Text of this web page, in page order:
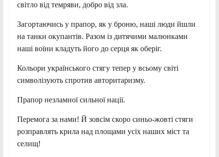
світло від темряви, добро від зла.
Загортаючись у прапор, як у броню, наші люди йшли
на танки окупантів. Разом із дитячими малюнками
наші воїни кладуть його до серця як оберіг.
Кольори українського стягу тепер у всьому світі
символізують спротив авторитаризму.
Прапор незламної сильної нації.
Перемога за нами! Й зовсім скоро синьо-жовті стяги
розправлять крила над площами усіх наших міст та
селищ!